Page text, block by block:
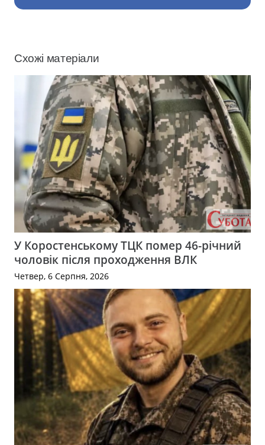
Схожі матеріали
У Коростенському ТЦК помер 46-річний
чоловік після проходження ВЛК
Четвер, 6 Серпня, 2026